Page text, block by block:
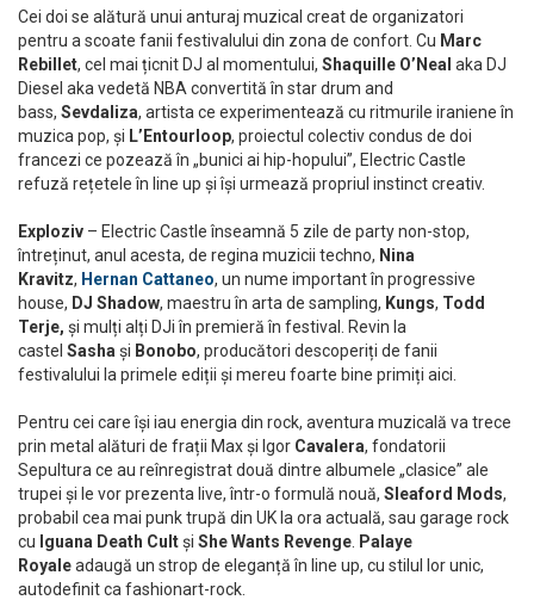
Cei doi se alătură unui anturaj muzical creat de organizatori
pentru a scoate fanii festivalului din zona de confort. Cu Marc
Rebillet, cel mai țicnit DJ al momentului, Shaquille O’Neal aka DJ
Diesel aka vedetă NBA convertită în star drum and
bass, Sevdaliza, artista ce experimentează cu ritmurile iraniene în
muzica pop, și L’Entourloop, proiectul colectiv condus de doi
francezi ce pozează în „bunici ai hip-hopului”, Electric Castle
refuză rețetele în line up și își urmează propriul instinct creativ.
Exploziv – Electric Castle înseamnă 5 zile de party non-stop,
întreținut, anul acesta, de regina muzicii techno, Nina
Kravitz, Hernan Cattaneo, un nume important în progressive
house, DJ Shadow, maestru în arta de sampling, Kungs, Todd
Terje, și mulți alți DJi în premieră în festival. Revin la
castel Sasha și Bonobo, producători descoperiți de fanii
festivalului la primele ediții și mereu foarte bine primiți aici.
Pentru cei care își iau energia din rock, aventura muzicală va trece
prin metal alături de frații Max și Igor Cavalera, fondatorii
Sepultura ce au reînregistrat două dintre albumele „clasice” ale
trupei și le vor prezenta live, într-o formulă nouă, Sleaford Mods,
probabil cea mai punk trupă din UK la ora actuală, sau garage rock
cu Iguana Death Cultși She Wants Revenge Palaye
Royaleadaugă un strop de eleganță în line up, cu stilul lor unic,
autodefinit ca fashionart-rock.